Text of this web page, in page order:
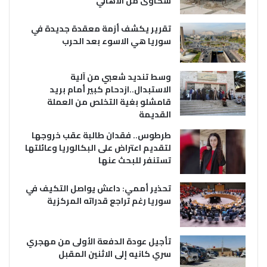
تقرير يكشف أزمة معقدة جديدة في
سوريا هي الاسوء بعد الحرب
وسط تنديد شعبي من آلية
الاستبدال..ازدحام كبير أمام بريد
قامشلو بغية التخلص من العملة
القديمة
طرطوس.. فقدان طالبة عقب خروجها
لتقديم اعتراض على البكالوريا وعائلتها
تستنفر للبحث عنها
تحذير أممي: داعش يواصل التكيف في
سوريا رغم تراجع قدراته المركزية
تأجيل عودة الدفعة الأولى من مهجري
سري كانيه إلى الاثنين المقبل